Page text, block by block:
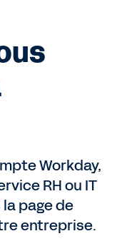
Workday,
RH ou IT
page de
entreprise.